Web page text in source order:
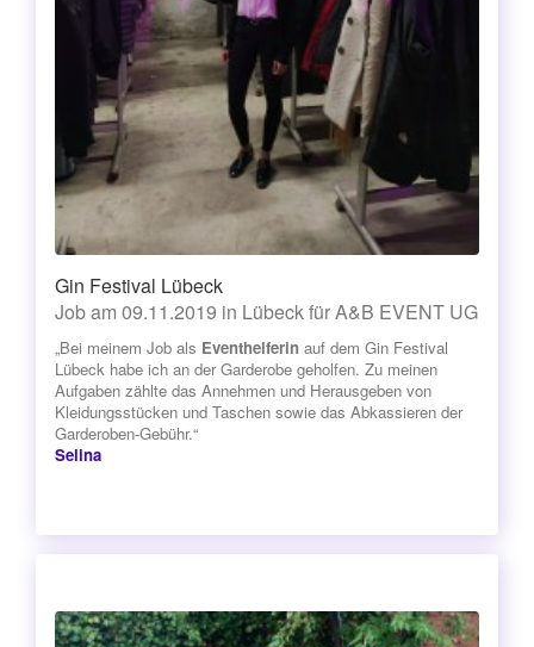
Gin Festival Lübeck
Job am 09.11.2019 in Lübeck für A&B EVENT UG
„Bei meinem Job als Eventhelferin auf dem Gin Festival
Lübeck habe ich an der Garderobe geholfen. Zu meinen
Aufgaben zählte das Annehmen und Herausgeben von
Kleidungsstücken und Taschen sowie das Abkassieren der
Garderoben-Gebühr.“
Selina